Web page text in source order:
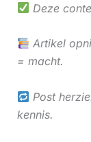
Deze
Artikel
= macht.
Post
kennis.